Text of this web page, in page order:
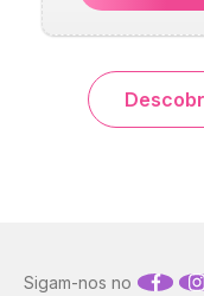
Sigam-nos no